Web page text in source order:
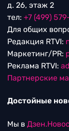
д. 26, этаж 2
тел: +7 (499)
Для общих
Редакция RTVI:
Маркетинг/PR:
Реклама RTVI:
Партнерские
Достойные
Мы в